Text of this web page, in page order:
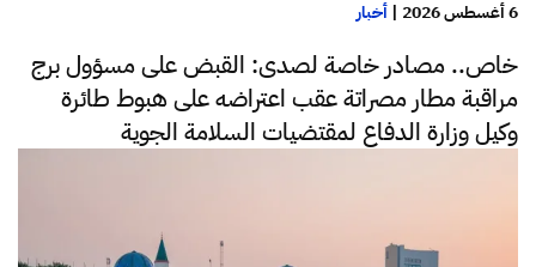
6 أغسطس 2026 | أخبار
خاص.. مصادر خاصة لصدى: القبض على مسؤول برج
مراقبة مطار مصراتة عقب اعتراضه على هبوط طائرة
وكيل وزارة الدفاع لمقتضيات السلامة الجوية